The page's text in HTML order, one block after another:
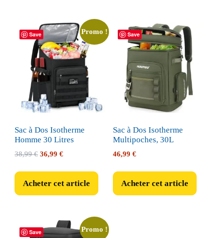
Save Promo !
Sac à Dos Isotherme
Homme 30 Litres
38,99€ Le
était :
36,99 €Le
est :
Acheter cet article
Save
Sac à Dos Isotherme
Multipoches, 30L
46,99 €
Acheter cet article
Save Promo !